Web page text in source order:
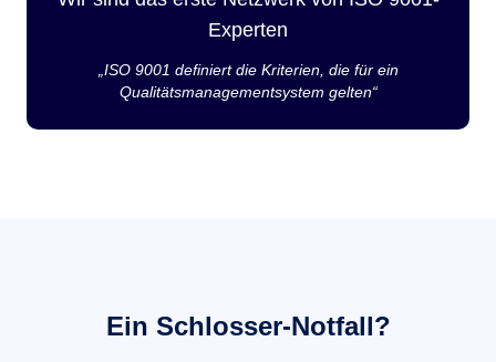
Experten
„ISO 9001 definiert die Kriterien, die für ein
Qualitätsmanagementsystem gelten“
Ein Schlosser-Notfall?